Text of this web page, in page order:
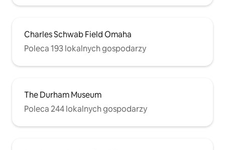
Charles Schwab Field Omaha
Poleca 193 lokalnych gospodarzy
The Durham Museum
Poleca 244 lokalnych gospodarzy